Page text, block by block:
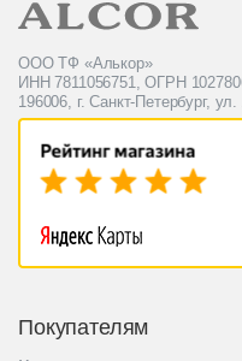
ООО ТФ «Алькор»
ИНН 7811056751, ОГРН
196006, г. Санкт-Петербург,
Покупателям